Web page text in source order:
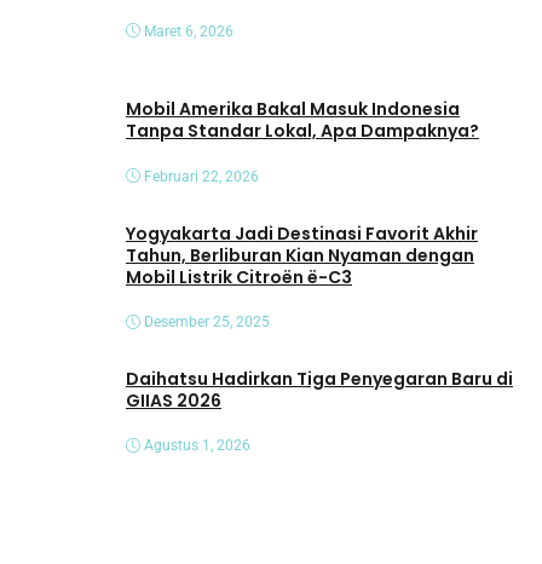
Maret 6, 2026
Mobil Amerika Bakal Masuk Indonesia
Tanpa Standar Lokal, Apa Dampaknya?
Februari 22, 2026
Yogyakarta Jadi Destinasi Favorit Akhir
Tahun, Berliburan Kian Nyaman dengan
Mobil Listrik Citroën ë-C3
Desember 25, 2025
Daihatsu Hadirkan Tiga Penyegaran Baru di
GIIAS 2026
Agustus 1, 2026